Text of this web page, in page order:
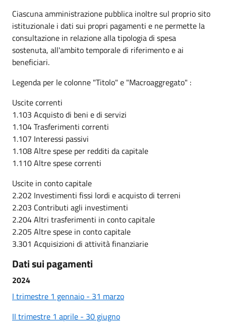
Ciascuna amministrazione pubblica inoltre sul proprio sito
istituzionale i dati sui propri pagamenti e ne permette la
consultazione in relazione alla tipologia di spesa
sostenuta, all'ambito temporale di riferimento e ai
beneficiari.
Legenda per le colonne "Titolo" e "Macroaggregato" :
Uscite correnti
1.103 Acquisto di beni e di servizi
1.104 Trasferimenti correnti
1.107 Interessi passivi
1.108 Altre spese per redditi da capitale
1.110 Altre spese correnti
Uscite in conto capitale
2.202 Investimenti fissi lordi e acquisto di terreni
2.203 Contributi agli investimenti
2.204 Altri trasferimenti in conto capitale
2.205 Altre spese in conto capitale
3.301 Acquisizioni di attività finanziarie
Dati sui pagamenti
2024
I trimestre 1 gennaio - 31 marzo
II trimestre 1 aprile - 30 giugno